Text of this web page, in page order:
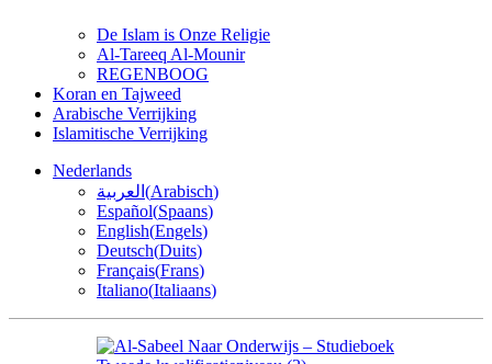
De Islam is Onze Religie
Al-Tareeq Al-Mounir
REGENBOOG
Koran en Tajweed
Arabische Verrijking
Islamitische Verrijking
Nederlands
العربية (Arabisch)
Español(Spaans)
English(Engels)
Deutsch(Duits)
Français(Frans)
Italiano(Italiaans)